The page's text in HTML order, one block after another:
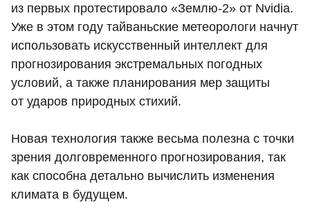
из первых протестировало «Землю-2» от Nvidia.
Уже в этом году тайваньские метеорологи начнут
использовать искусственный интеллект для
прогнозирования экстремальных погодных
условий, а также планирования мер защиты
от ударов природных стихий.
Новая технология также весьма полезна с точки
зрения долговременного прогнозирования, так
как способна детально вычислить изменения
климата в будущем.